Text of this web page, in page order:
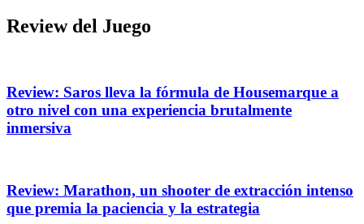
Review del Juego
Review: Saros lleva la fórmula de Housemarque a
otro nivel con una experiencia brutalmente
inmersiva
Review: Marathon, un shooter de extracción intenso
que premia la paciencia y la estrategia